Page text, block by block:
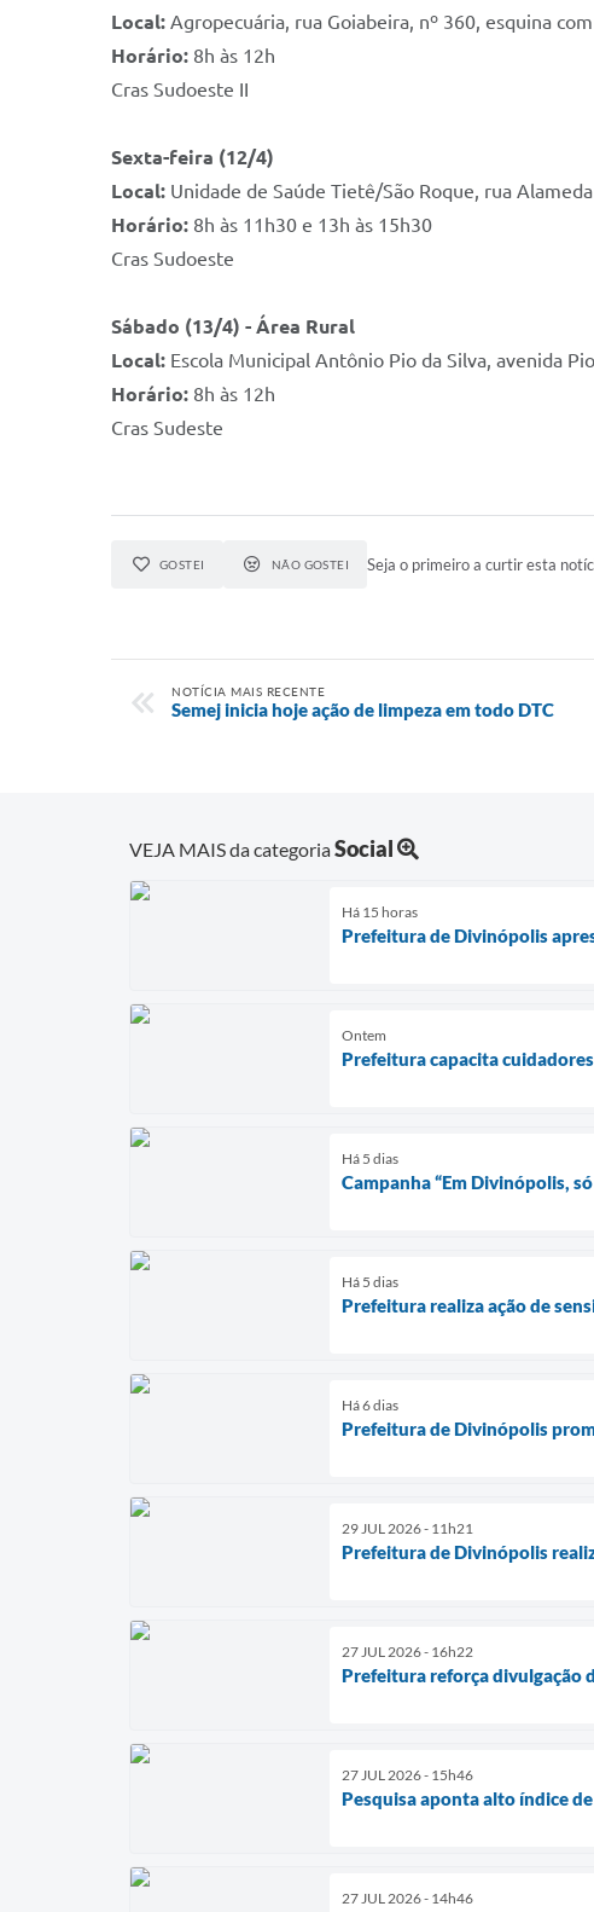
Local: Agropecuária, rua Goiabeira, nº 360, esquina
Horário: 8h às 12h
Cras Sudoeste II
Sexta-feira (12/4)
Local: Unidade de Saúde Tietê/São Roque, rua
Horário: 8h às 11h30 e 13h às 15h30
Cras Sudoeste
Sábado (13/4) - Área Rural
Local: Escola Municipal Antônio Pio da Silva, avenida
Horário: 8h às 12h
Cras Sudeste
GOSTEI NÃO GOSTEI Seja o primeiro a curtir esta
NOTÍCIA MAIS RECENTE
Semej inicia hoje ação de limpeza em todo DTC
VEJA MAIS da categoriaSocial
Há 15 horas
Prefeitura de Divinópolis
Ontem
Prefeitura capacita
Há 5 dias
Campanha “Em Divinópolis,
Há 5 dias
Prefeitura realiza ação de
Há 6 dias
Prefeitura de Divinópolis
29 JUL 2026 - 11h21
Prefeitura de Divinópolis
27 JUL 2026 - 16h22
Prefeitura reforça divulgação
27 JUL 2026 - 15h46
Pesquisa aponta alto índice
27 JUL 2026 - 14h46